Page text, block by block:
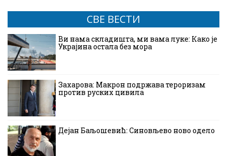
СВЕ ВЕСТИ
Ви нама складишта, ми вама луке: Како је
Украјина остала без мора
Захарова: Макрон подржава тероризам
против руских цивила
Дејан Баљошевић: Синовљево ново одело